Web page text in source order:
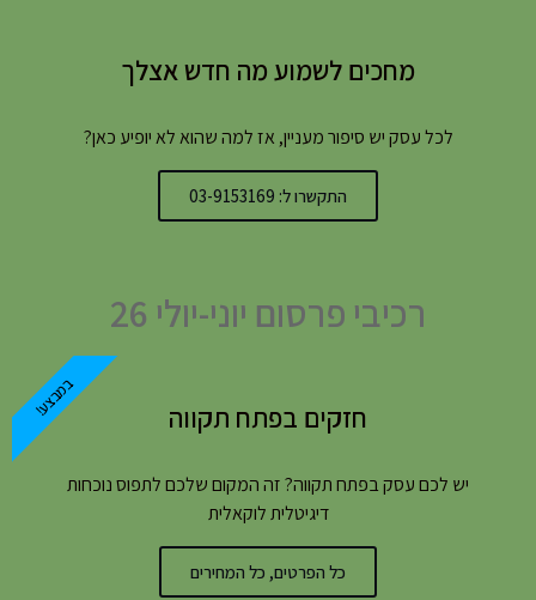
מחכים לשמוע מה חדש אצלך
לכל עסק יש סיפור מעניין, אז למה שהוא לא יופיע כאן?
התקשרו ל: 03-9153169
רכיבי פרסום יוני-יולי 26
חזקים בפתח תקווה
יש לכם עסק בפתח תקווה? זה המקום שלכם לתפוס נוכחות
דיגיטלית לוקאלית
כל הפרטים, כל המחירים
במבצע!